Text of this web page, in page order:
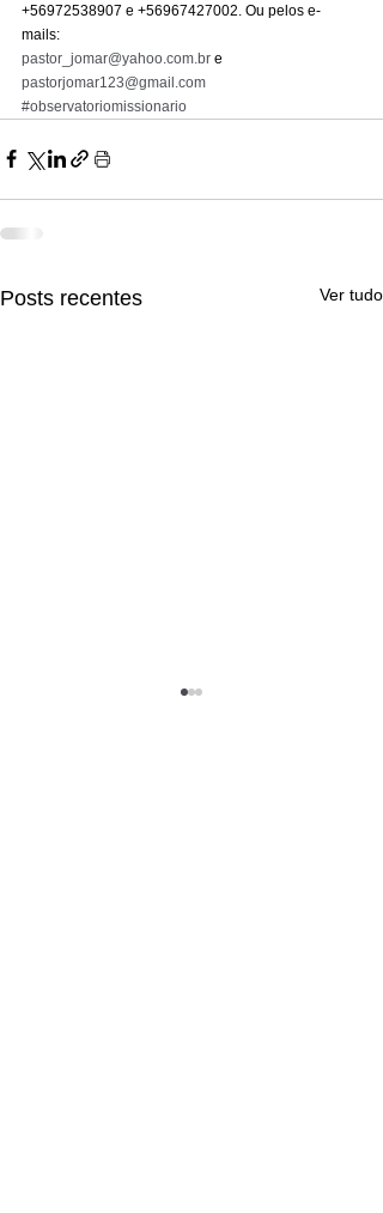
+56972538907 e +56967427002. Ou pelos e-
mails:
pastor_jomar@yahoo.com.br e
pastorjomar123@gmail.com
#observatoriomissionario
Posts recentes Ver tudo